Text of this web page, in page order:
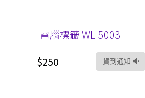
電腦標籤 WL-5003
$250
貨到通知